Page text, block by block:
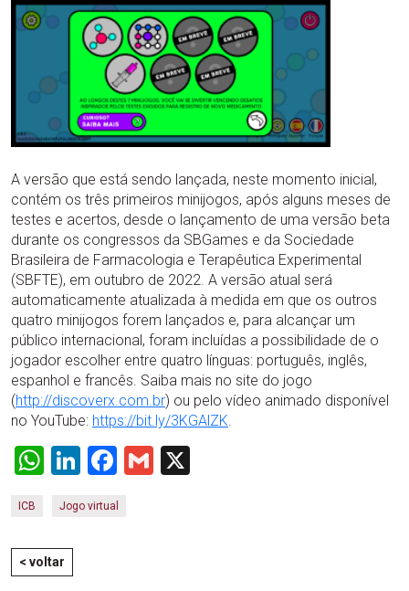
A versão que está sendo lançada, neste momento inicial,
contém os três primeiros minijogos, após alguns meses de
testes e acertos, desde o lançamento de uma versão beta
durante os congressos da SBGames e da Sociedade
Brasileira de Farmacologia e Terapêutica Experimental
(SBFTE), em outubro de 2022. A versão atual será
automaticamente atualizada à medida em que os outros
quatro minijogos forem lançados e, para alcançar um
público internacional, foram incluídas a possibilidade de o
jogador escolher entre quatro línguas: português, inglês,
espanhol e francês. Saiba mais no site do jogo
(http://discoverx.com.br) ou pelo vídeo animado disponível
no YouTube: https://bit.ly/3KGAlZK.
WhatsApp
LinkedIn
Facebook
Gmail
ICB Jogo virtual
< voltar